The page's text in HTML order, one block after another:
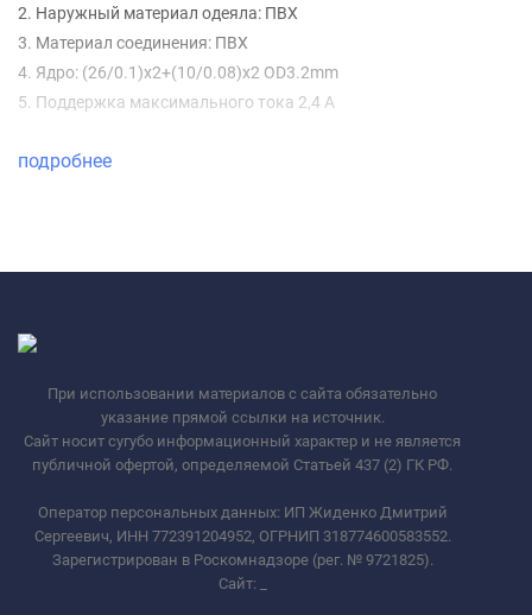
2. Наружный материал одеяла: ПВХ
3. Материал соединения: ПВХ
4. Ядро: (26/0.1)x2+(10/0.08)x2 OD3.2mm
5. Поддержка максимального тока 2,4 А
подробнее
При использовании материалов с сайта обязательно
указание прямой ссылки на источник.
Сайт носит сугубо информационный характер и не является
публичной офертой, определяемой Статьей 437 (2) ГК РФ.
Оператор персональных данных: ИП Жиденко Дмитрий
Сергеевич, ИНН 772391204952, ОГРНИП 318774600583552.
Зарегистрирован в Роскомнадзоре (рег. № 9721825).
Сайт: